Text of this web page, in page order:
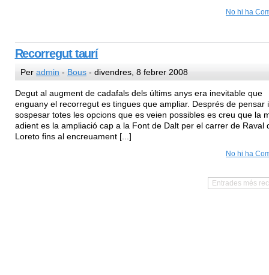
No hi ha
Recorregut taurí
Peradmin - Bous - divendres, 8 febrer 2008
Degut al augment de cadafals dels últims anys era inevitable que
enguany el recorregut es tingues que ampliar. Després de pensar i
sospesar totes les opcions que es veien possibles es creu que la
adient es la ampliació cap a la Font de Dalt per el carrer de Raval
Loreto fins al encreuament [...]
No hi ha
Entrades més